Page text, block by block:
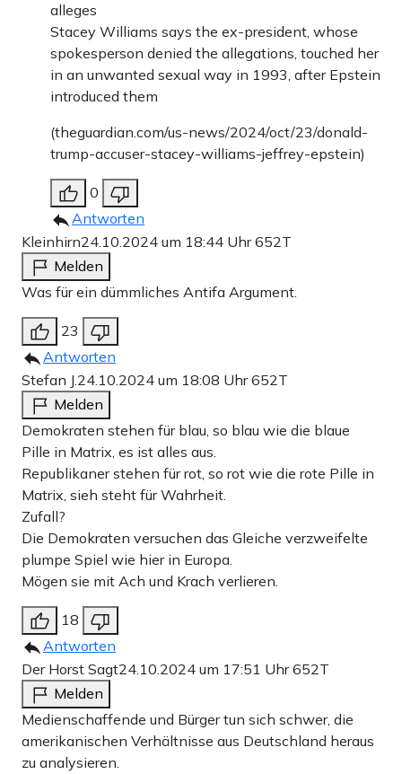
alleges
Stacey Williams says the ex-president, whose
spokesperson denied the allegations, touched her
in an unwanted sexual way in 1993, after Epstein
introduced them
(theguardian.com/us-news/2024/oct/23/donald-
trump-accuser-stacey-williams-jeffrey-epstein)
0
Antworten
Kleinhirn24.10.2024 um 18:44 Uhr652T
Melden
Was für ein dümmliches Antifa Argument.
23
Antworten
Stefan J.24.10.2024 um 18:08 Uhr652T
Melden
Demokraten stehen für blau, so blau wie die blaue
Pille in Matrix, es ist alles aus.
Republikaner stehen für rot, so rot wie die rote Pille in
Matrix, sieh steht für Wahrheit.
Zufall?
Die Demokraten versuchen das Gleiche verzweifelte
plumpe Spiel wie hier in Europa.
Mögen sie mit Ach und Krach verlieren.
18
Antworten
Der Horst Sagt24.10.2024 um 17:51 Uhr652T
Melden
Medienschaffende und Bürger tun sich schwer, die
amerikanischen Verhältnisse aus Deutschland heraus
zu analysieren.